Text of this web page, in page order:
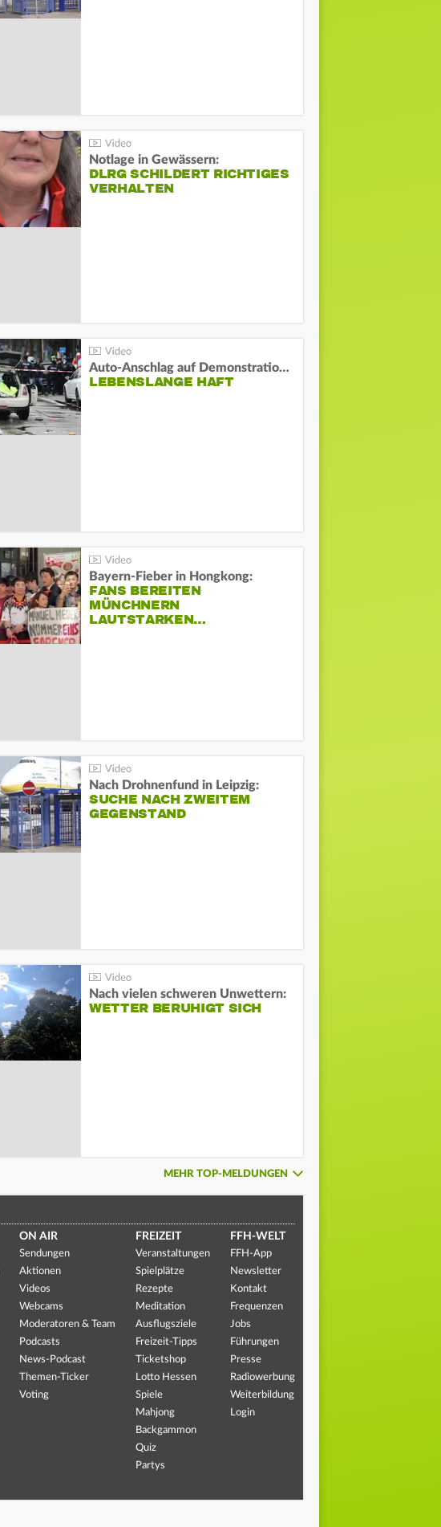
Notlage in Gewässern:
DLRG SCHILDERT RICHTIGES
VERHALTEN
Auto-Anschlag auf Demonstration in München:
LEBENSLANGE HAFT
Bayern-Fieber in Hongkong:
FANS BEREITEN
MÜNCHNERN
LAUTSTARKEN…
Nach Drohnenfund in Leipzig:
SUCHE NACH ZWEITEM
GEGENSTAND
Nach vielen schweren Unwettern:
WETTER BERUHIGT SICH
MEHR TOP-MELDUNGEN
ON AIR
Sendungen
Aktionen
Videos
Webcams
Moderatoren & Team
Podcasts
News-Podcast
Themen-Ticker
Voting
FREIZEIT
Veranstaltungen
Spielplätze
Rezepte
Meditation
Ausflugsziele
Freizeit-Tipps
Ticketshop
Lotto Hessen
Spiele
Mahjong
Backgammon
Quiz
Partys
FFH-WELT
FFH-App
Newsletter
Kontakt
Frequenzen
Jobs
Führungen
Presse
Radiowerbung
Weiterbildung
Login